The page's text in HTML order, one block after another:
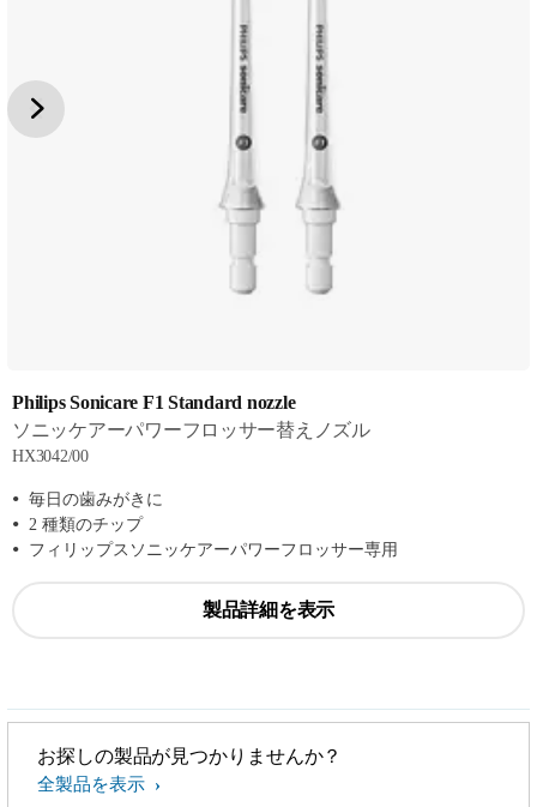
Philips Sonicare F1 Standard nozzle
ソニッケアーパワーフロッサー替えノズル
HX3042/00
毎日の歯みがきに
2 種類のチップ
フィリップスソニッケアーパワーフロッサー専用
製品詳細を表示
お探しの製品が見つかりませんか？
全製品を表示